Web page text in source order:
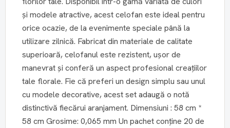
și modele atractive, acest celofan este ideal pentru
orice ocazie, de la evenimente speciale până la
utilizare zilnică. Fabricat din materiale de calitate
superioară, celofanul este rezistent, ușor de
manevrat și conferă un aspect profesional creațiilor
tale florale. Fie că preferi un design simplu sau unul
cu modele decorative, acest set adaugă o notă
distinctivă fiecărui aranjament. Dimensiuni : 58 cm *
58 cm Grosime: 0,065 mm Un pachet conține 20 de